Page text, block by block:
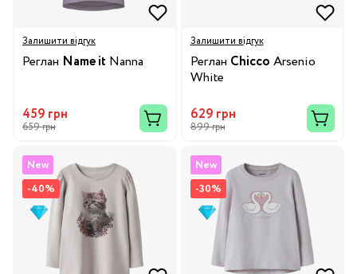
Залишити відгук
Реглан Name it Nanna
459 грн
659 грн
Залишити відгук
Реглан Chicco Arsenio
White
629 грн
899 грн
New
-40%
New
-30%